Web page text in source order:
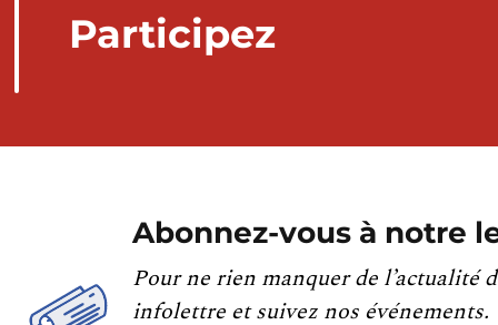
Participez
Abonnez-vous à notre
Pour ne rien manquer de l’actualité
infolettre et suivez nos événements.